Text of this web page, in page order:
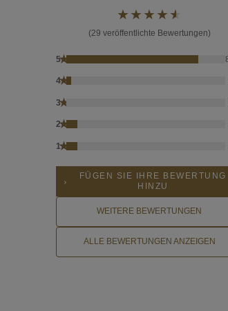
(29 veröffentlichte Bewertungen)
5★
4★
3★
2★
1★
FÜGEN SIE IHRE BEWERTUNG
HINZU
WEITERE BEWERTUNGEN
ALLE BEWERTUNGEN ANZEIGEN